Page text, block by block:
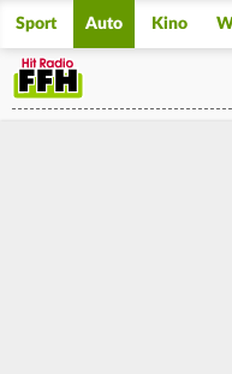
Sport Auto Kino